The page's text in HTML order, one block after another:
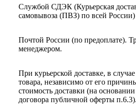
Службой СДЭК (Курьерская
самовывоза (ПВЗ) по всей России)
Почтой России (по предоплате).
менеджером.
При курьерской доставке, в случае
товара, независимо от его
стоимость доставки (на
договора публичной оферты п.6.3).